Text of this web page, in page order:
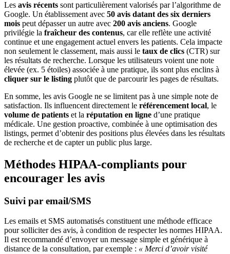
Les avis récents sont particulièrement valorisés par l’algorithme de
Google. Un établissement avec 50 avis datant des six derniers
mois peut dépasser un autre avec 200 avis anciens. Google
privilégie la fraîcheur des contenus, car elle reflète une activité
continue et une engagement actuel envers les patients. Cela impacte
non seulement le classement, mais aussi le taux de clics (CTR) sur
les résultats de recherche. Lorsque les utilisateurs voient une note
élevée (ex. 5 étoiles) associée à une pratique, ils sont plus enclins à
cliquer sur le listing plutôt que de parcourir les pages de résultats.
En somme, les avis Google ne se limitent pas à une simple note de
satisfaction. Ils influencent directement le référencement local, le
volume de patients et la réputation en ligne d’une pratique
médicale. Une gestion proactive, combinée à une optimisation des
listings, permet d’obtenir des positions plus élevées dans les résultats
de recherche et de capter un public plus large.
Méthodes HIPAA-compliants pour
encourager les avis
Suivi par email/SMS
Les emails et SMS automatisés constituent une méthode efficace
pour solliciter des avis, à condition de respecter les normes HIPAA.
Il est recommandé d’envoyer un message simple et générique à
distance de la consultation, par exemple : « Merci d’avoir visité